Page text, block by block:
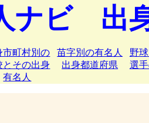
ナビ 出
市町村別の
とその出身
有名人
苗字別の有名人
出身都道府県
野
選